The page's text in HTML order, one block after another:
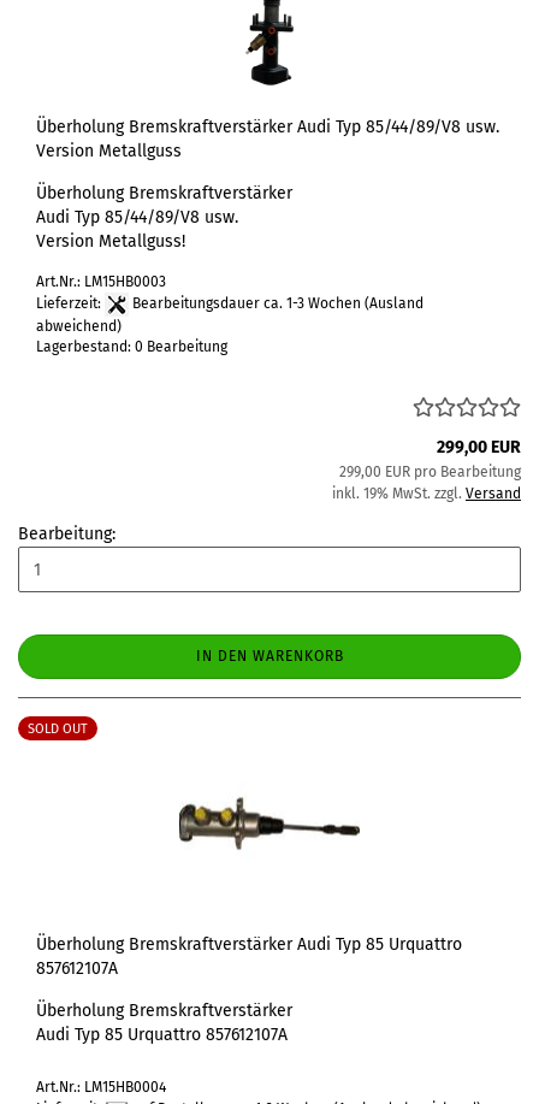
Überholung Bremskraftverstärker Audi Typ 85/44/89/V8 usw.
Version Metallguss
Überholung Bremskraftverstärker
Audi Typ 85/44/89/V8 usw.
Version Metallguss!
Art.Nr.: LM15HB0003
Lieferzeit:
Bearbeitungsdauer ca. 1-3 Wochen (Ausland
abweichend)
Lagerbestand: 0 Bearbeitung
299,00 EUR
299,00 EUR pro Bearbeitung
inkl. 19% MwSt. zzgl. Versand
Bearbeitung:
IN DEN WARENKORB
SOLD OUT
Überholung Bremskraftverstärker Audi Typ 85 Urquattro
857612107A
Überholung Bremskraftverstärker
Audi Typ 85 Urquattro 857612107A
Art.Nr.: LM15HB0004